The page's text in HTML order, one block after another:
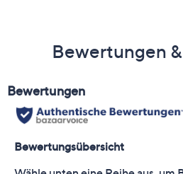
Bewertungen